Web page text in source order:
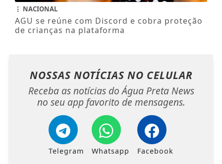
NACIONAL
AGU se reúne com Discord e cobra proteção
de crianças na plataforma
NOSSAS NOTÍCIAS NO CELULAR
Receba as notícias do Água Preta News
no seu app favorito de mensagens.
Telegram Whatsapp Facebook